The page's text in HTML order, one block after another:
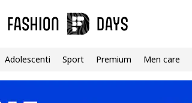
Adolescenti Sport Premium Men care